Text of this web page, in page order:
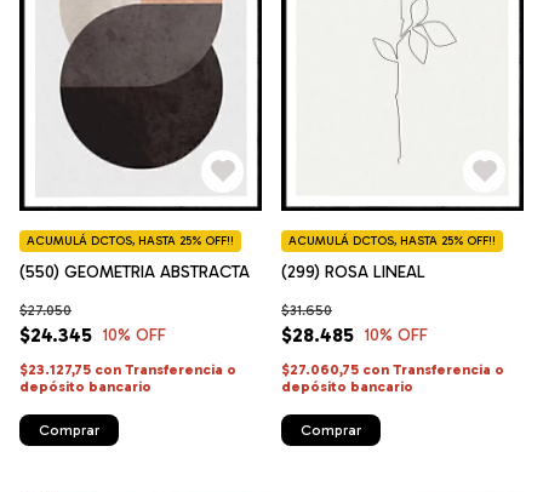
(550) GEOMETRIA ABSTRACTA
$24.345
$27.050
10% OFF
ACUMULÁ DCTOS, HASTA 25% OFF!!
$23.127,75 con Transferencia o
depósito bancario
Comprar
(299) ROSA LINEAL
$28.485
$31.650
10% OFF
ACUMULÁ DCTOS, HASTA 25% OFF!!
$27.060,75 con Transferencia o
depósito bancario
Comprar